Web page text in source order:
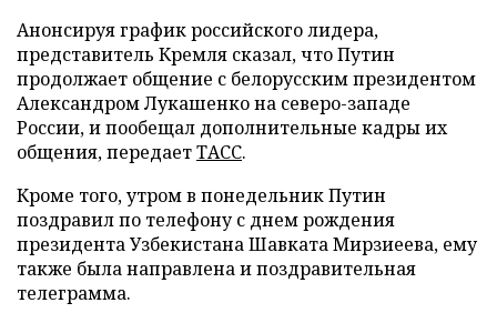
Анонсируя график российского лидера,
представитель Кремля сказал, что Путин
продолжает общение с белорусским президентом
Александром Лукашенко на северо-западе
России, и пообещал дополнительные кадры их
общения, передаетТАСС.
Кроме того, утром в понедельник Путин
поздравил по телефону с днем рождения
президента Узбекистана Шавката Мирзиеева, ему
также была направлена и поздравительная
телеграмма.